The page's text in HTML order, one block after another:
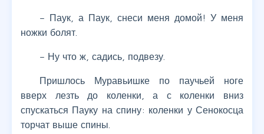
– Паук, а Паук, снеси меня домой! У меня
ножки болят.
– Ну что ж, садись, подвезу.
Пришлось Муравьишке по паучьей ноге
вверх лезть до коленки, а с коленки вниз
спускаться Пауку на спину: коленки у Сенокосца
торчат выше спины.